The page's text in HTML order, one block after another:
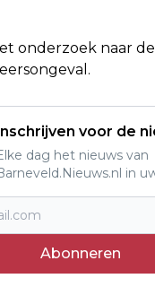
onderzoek naar
voor de
dag het nieuws van
in
Abonneren